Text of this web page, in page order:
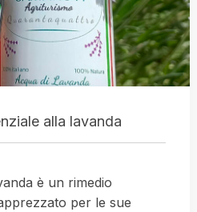
alla lavanda
è un rimedio
per le sue